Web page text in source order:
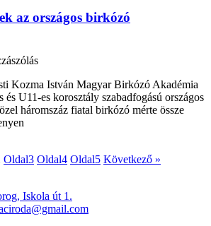
az országos birkózó
Kozma István Magyar Birkózó Akadémia
és U11-es korosztály szabadfogású országos
háromszáz fiatal birkózó mérte össze
Oldal3 Oldal4 Oldal5 Következő »
Iskola út 1.